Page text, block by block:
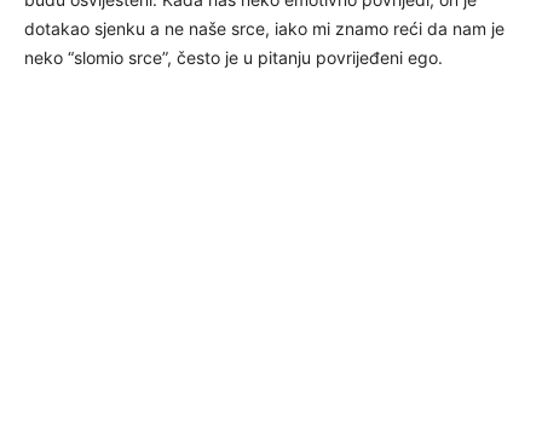
dotakao sjenku a ne naše srce, iako mi znamo reći da nam je
neko “slomio srce”, često je u pitanju povrijeđeni ego.